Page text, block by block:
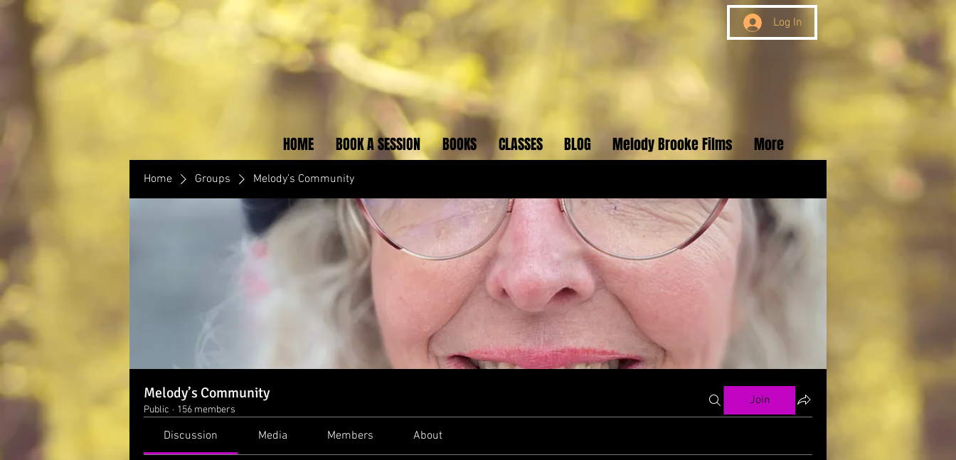
Log In
HOME BOOK A SESSION BOOKS CLASSES BLOG Melody Brooke Films More
Home Groups Melody’s Community
Melody’s Community
Public · 156 members
Join
Discussion Media Members About